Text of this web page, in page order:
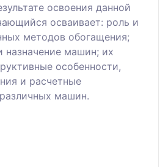
освоения данной
осваивает: роль и
методов обогащения;
назначение машин; их
особенности,
и расчетные
машин.